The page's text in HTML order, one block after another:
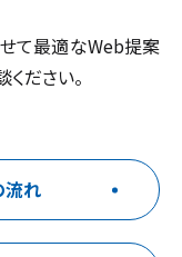
て最適なWeb提案
ださい。
流れ